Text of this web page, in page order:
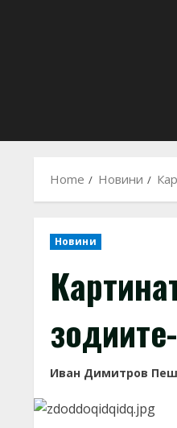
Home Новини
Новини
Иван Димитров